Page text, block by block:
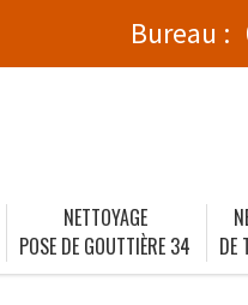
Bureau :
NETTOYAGE
POSE DE GOUTTIÈRE 34
DE